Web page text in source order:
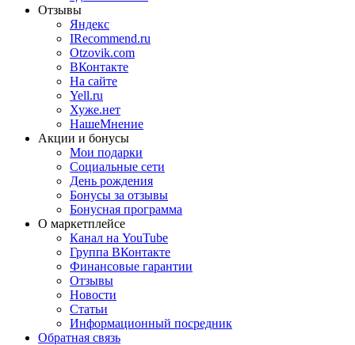
Отзывы
Яндекс
IRecommend.ru
Otzovik.com
ВКонтакте
На сайте
Yell.ru
Хуже.нет
НашеМнение
Акции и бонусы
Мои подарки
Социальные сети
День рождения
Бонусы за отзывы
Бонусная программа
О маркетплейсе
Канал на YouTube
Группа ВКонтакте
Финансовые гарантии
Отзывы
Новости
Статьи
Информационный посредник
Обратная связь